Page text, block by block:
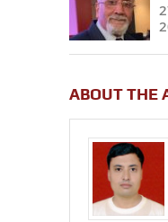
ABOUT THE